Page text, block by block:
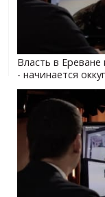
Власть в Ереване
- начинается